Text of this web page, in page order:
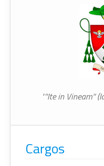
"''Ite in Vineam''
Cargos